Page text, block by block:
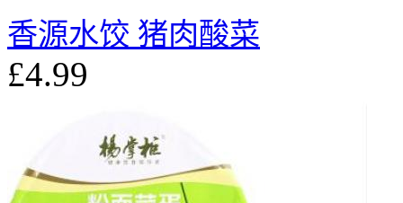
香源水饺 猪肉酸菜
£4.99